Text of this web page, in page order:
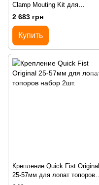
Clamp Mouting Kit для
фиксации инструмента (8 шт)
2 683 грн
Купить
Крепление Quick Fist Original
25-57мм для лопат топоров